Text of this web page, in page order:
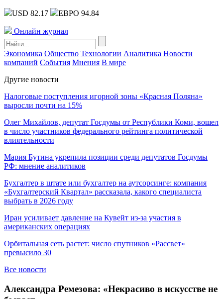
USD 82.17 ЕВРО 94.84
Онлайн журнал
Экономика Общество Технологии Аналитика Новости
компаний События Мнения В мире
Другие новости
Налоговые поступления игорной зоны «Красная Поляна»
выросли почти на 15%
Олег Михайлов, депутат Госдумы от Республики Коми, вошел
в число участников федерального рейтинга политической
влиятельности
Мария Бутина укрепила позиции среди депутатов Госдумы
РФ: мнение аналитиков
Бухгалтер в штате или бухгалтер на аутсорсинге: компания
«Бухгалтерский Квартал» рассказала, какого специалиста
выбрать в 2026 году
Иран усиливает давление на Кувейт из-за участия в
американских операциях
Орбитальная сеть растет: число спутников «Рассвет»
превысило 30
Все новости
Александра Ремезова: «Некрасиво в искусстве не